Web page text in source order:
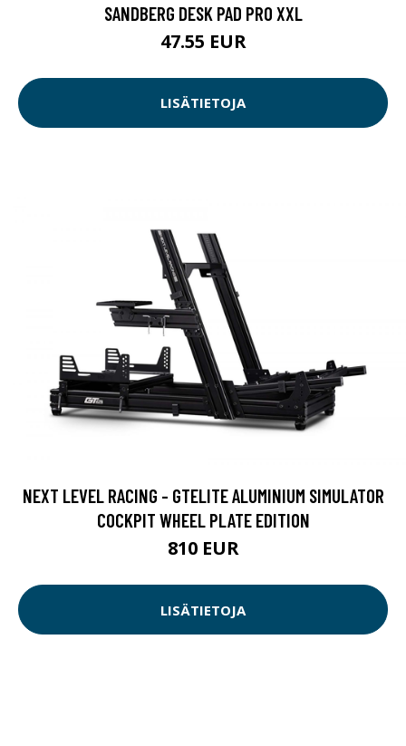
SANDBERG DESK PAD PRO XXL
47.55 EUR
LISÄTIETOJA
NEXT LEVEL RACING - GTELITE ALUMINIUM SIMULATOR
COCKPIT WHEEL PLATE EDITION
810 EUR
LISÄTIETOJA